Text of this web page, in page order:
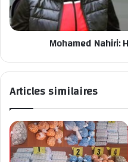
Mohamed Nahiri:
Articles similaires